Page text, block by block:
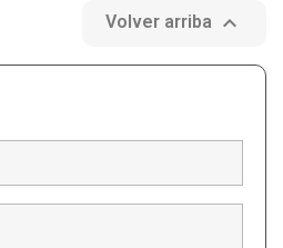
Volver arriba 